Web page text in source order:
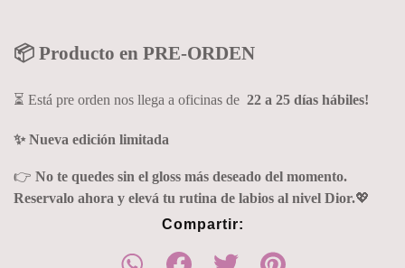
📦 Producto en PRE-ORDEN
⏳ Está pre orden nos llega a oficinas de 22 a 25 días hábiles!
✨ Nueva edición limitada
👉 No te quedes sin el gloss más deseado del momento.
Reservalo ahora y elevá tu rutina de labios al nivel Dior.💖
Compartir: